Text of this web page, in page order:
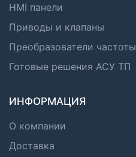
HMI панели
Приводы и клапаны
Преобразователи частоты
Готовые решения АСУ ТП
ИНФОРМАЦИЯ
О компании
Доставка